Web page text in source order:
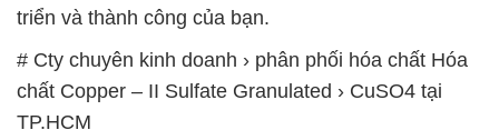
triển và thành công của bạn.
# Cty chuyên kinh doanh › phân phối hóa chất Hóa
chất Copper – II Sulfate Granulated › CuSO4 tại
TP.HCM